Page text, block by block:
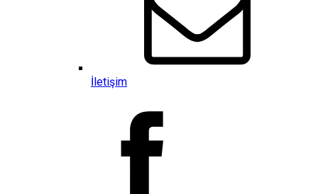
İletişim